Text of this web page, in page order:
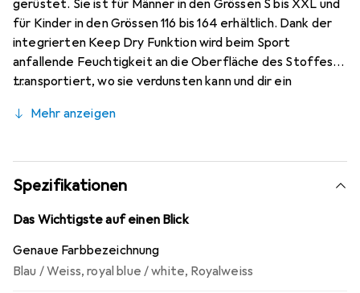
gerüstet. Sie ist für Männer in den Grössen S bis XXL und
für Kinder in den Grössen 116 bis 164 erhältlich. Dank der
integrierten Keep Dry Funktion wird beim Sport
anfallende Feuchtigkeit an die Oberfläche des Stoffes
transportiert, wo sie verdunsten kann und dir ein
trocknet das Material schnell. Die Jako Sporthose Turin
gleichnamigen Trikot von Jako kombinieren.
Mehr anzeigen
Spezifikationen
Das Wichtigste auf einen Blick
Genaue Farbbezeichnung
Blau / Weiss,royal blue / white, Royalweiss